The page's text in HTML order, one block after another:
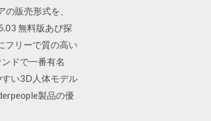
販売形式を、
無料版あぴ探
フリーで質の高い
ドで一番有名
い3D人体モデル
製品の優